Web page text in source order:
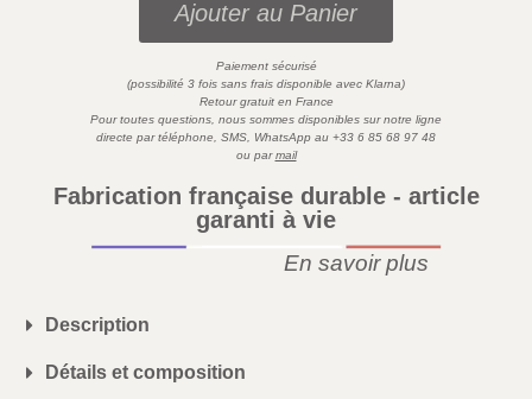
Ajouter au Panier
Paiement sécurisé
(possibilité 3 fois sans frais disponible avec Klarna)
Retour gratuit en France
Pour toutes questions, nous sommes disponibles surnotre ligne
directe par téléphone, SMS, WhatsApp au +33 6 85 68 97 48
ou parmail
Fabrication française durable - article
garanti à vie
En savoir plus
Description
Détails et composition